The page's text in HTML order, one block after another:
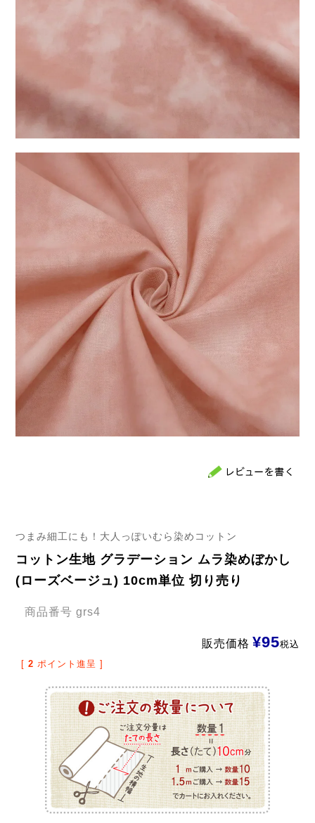
つまみ細工にも！大人っぽいむら染めコットン
コットン生地 グラデーション ムラ染めぼかし
(ローズベージュ) 10cm単位 切り売り
商品番号 grs4
販売価格 ¥95税込
[ 2 ポイント進呈 ]